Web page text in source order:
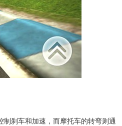
制刹车和加速，而摩托车的转弯则通